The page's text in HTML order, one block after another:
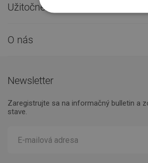
Užitočné odkazy
O nás
Newsletter
Zaregistrujte sa na informačný bulletin a
stave.